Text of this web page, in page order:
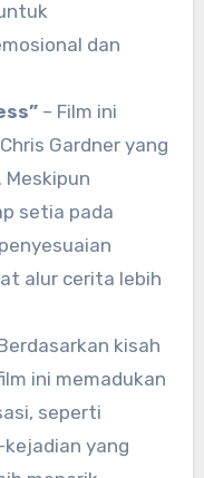
dan
– Film ini
Gardner yang
Meskipun
setia pada
alur cerita lebih
kisah
ini memadukan
seperti
yang